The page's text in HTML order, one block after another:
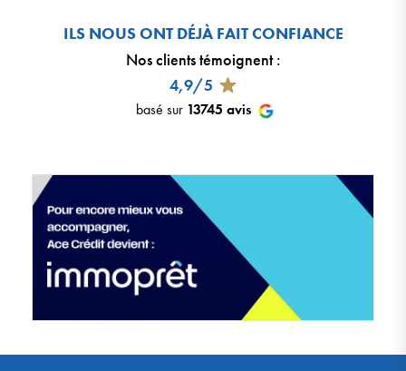
ILS NOUS ONT DÉJÀ FAIT CONFIANCE
Nos clients témoignent:
4,9/5
basé sur 13745 avis